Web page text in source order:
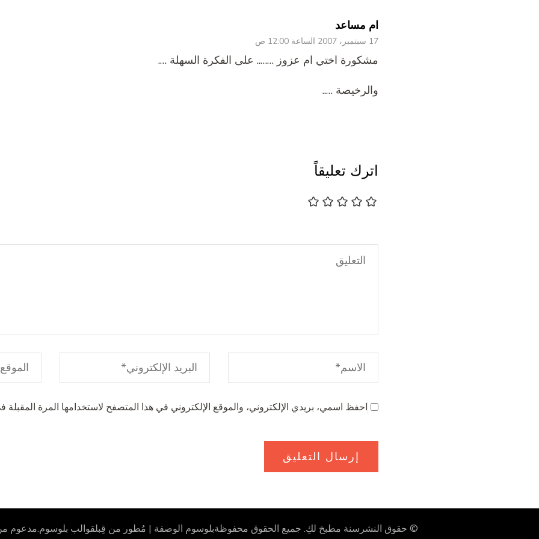
ام مساعد
17 سبتمبر، 2007 الساعة 12:00 ص
مشكورة اختي ام عزوز …….. على الفكرة السهلة ….
والرخيصة …..
اترك تعليقاً
احفظ اسمي، بريدي الإلكتروني، والموقع الإلكتروني في هذا المتصفح لاستخدامها المرة المقبلة
© حقوق النشرسنة مطبخ لكِ. جميع الحقوق محفوظةبلوسوم الوصفة | مُطور من قِبلقوالب بلوسوم.مدعوم